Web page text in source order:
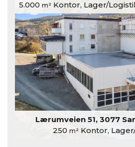
5.000 m²Kontor, Lager/Logistikk,
Lærumveien 51, 3077
250 m²Kontor,